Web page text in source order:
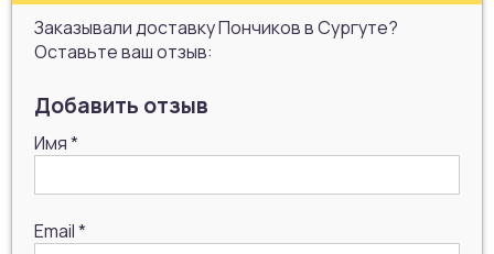
Заказывали доставку Пончиков в Сургуте?
Оставьте ваш отзыв:
Добавить отзыв
Имя*
Email*